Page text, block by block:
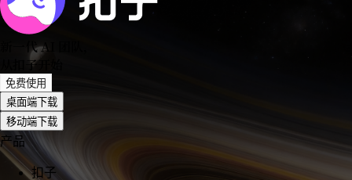
新一代 AI 团队
从扣子开始
免费使用
桌面端下载
移动端下载
产品
扣子